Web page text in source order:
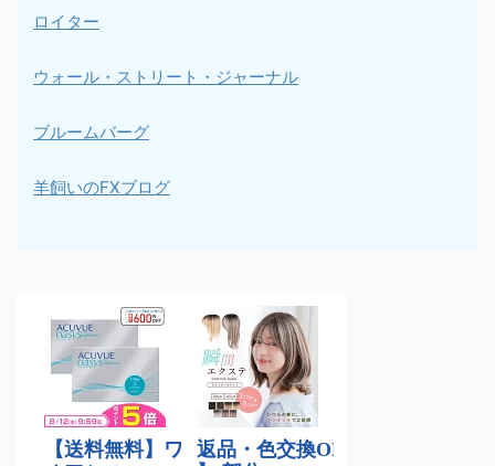
ロイター
ウォール・ストリート・ジャーナル
ブルームバーグ
羊飼いのFXブログ